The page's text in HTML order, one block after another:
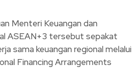
Menteri Keuangan dan
ASEAN+3 tersebut sepakat
sama keuangan regional melalui
Financing Arrangements